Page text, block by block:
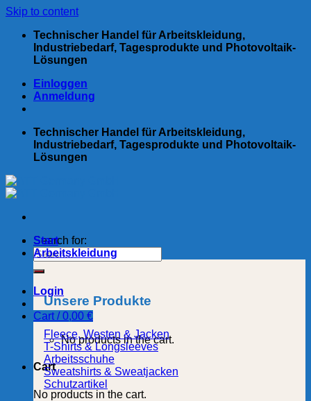
Skip to content
Technischer Handel für Arbeitskleidung,
Industriebedarf, Tagesprodukte und Photovoltaik-
Lösungen
Einloggen
Anmeldung
Technischer Handel für Arbeitskleidung,
Industriebedarf, Tagesprodukte und Photovoltaik-
Lösungen
Search for:
Login
Cart /0,00 €
No products in the cart.
Cart
No products in the cart.
Start
Arbeitskleidung
Unsere Produkte
Fleece, Westen & Jacken
T-Shirts & Longsleeves
Arbeitsschuhe
Sweatshirts & Sweatjacken
Schutzartikel